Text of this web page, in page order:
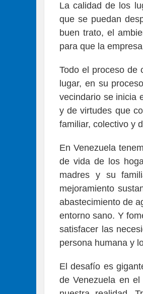
La calidad de los
que se puedan
buen trato, el
para que la
Todo el proceso de
lugar, en su
vecindario se inicia
y de virtudes que
familiar, colectivo y
En Venezuela
de vida de los
madres y su
mejoramiento
abastecimiento de
entorno sano. Y
satisfacer las
persona humana y
El desafío es
de Venezuela en